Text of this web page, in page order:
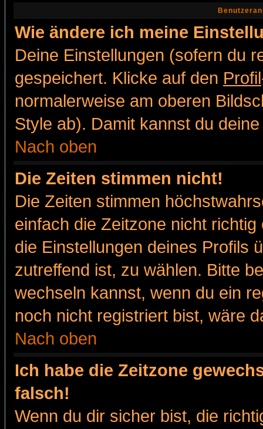
Wie ändere ich meine
Deine Einstellungen (sofern du
gespeichert. Klicke auf den Profil
normalerweise am oberen
Style ab). Damit kannst du
Nach oben
Die Zeiten stimmen nicht!
Die Zeiten stimmen
einfach die Zeitzone nicht
die Einstellungen deines Profils
zutreffend ist, zu wählen. Bitte
wechseln kannst, wenn du ein
noch nicht registriert bist, wäre
Nach oben
Ich habe die Zeitzone
falsch!
Wenn du dir sicher bist, die